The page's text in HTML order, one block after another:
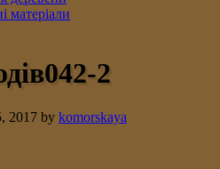
матеріали
2
2017 by komorskaya